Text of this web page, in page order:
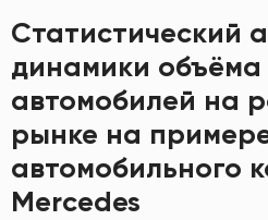
Статистический
динамики
автомобилей на
рынке на
автомобильного
Mercedes